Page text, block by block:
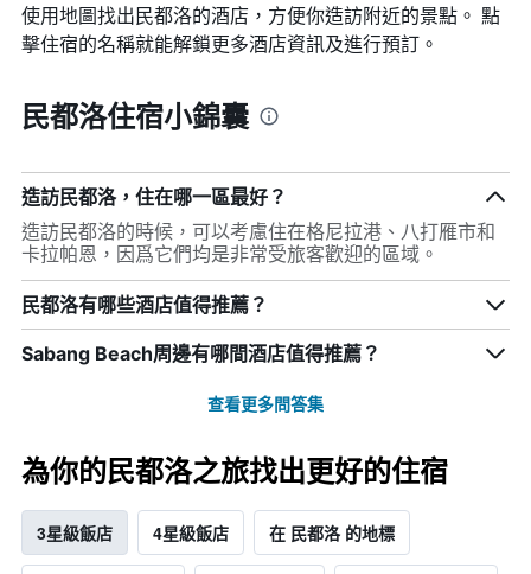
使用地圖找出民都洛​的酒店，方便你造訪附近的景點。 點
擊住宿的名稱就能解鎖更多酒店資訊及進行預訂。
民都洛住宿小錦囊
造訪民都洛，住在哪一區最好？
造訪民都洛的時候，可以考慮住在格尼拉港、八打雁市和
卡拉帕恩，因爲它們均是非常受旅客歡迎的區域。
民都洛有哪些酒店值得推薦？
Sabang Beach周邊有哪間酒店值得推薦？
查看更多問答集
為你的民都洛之旅找出更好的住宿
3星級飯店 4星級飯店 在 民都洛 的地標